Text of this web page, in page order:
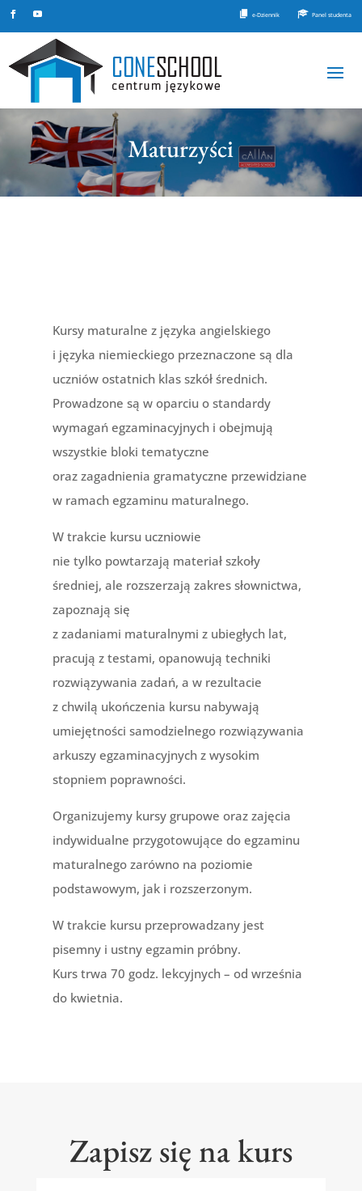
e-Dziennik Panel studenta
Maturzyści
Kursy maturalne z języka angielskiego
i języka niemieckiego przeznaczone są dla
uczniów ostatnich klas szkół średnich.
Prowadzone są w oparciu o standardy
wymagań egzaminacyjnych i obejmują
wszystkie bloki tematyczne
oraz zagadnienia gramatyczne przewidziane
w ramach egzaminu maturalnego.
W trakcie kursu uczniowie
nie tylko powtarzają materiał szkoły
średniej, ale rozszerzają zakres słownictwa,
zapoznają się
z zadaniami maturalnymi z ubiegłych lat,
pracują z testami, opanowują techniki
rozwiązywania zadań, a w rezultacie
z chwilą ukończenia kursu nabywają
umiejętności samodzielnego rozwiązywania
arkuszy egzaminacyjnych z wysokim
stopniem poprawności.
Organizujemy kursy grupowe oraz zajęcia
indywidualne przygotowujące do egzaminu
maturalnego zarówno na poziomie
podstawowym, jak i rozszerzonym.
W trakcie kursu przeprowadzany jest
pisemny i ustny egzamin próbny.
Kurs trwa 70 godz. lekcyjnych – od września
do kwietnia.
Zapisz się na kurs